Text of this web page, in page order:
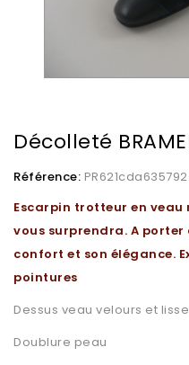
Décolleté
Référence:
Escarpin trotteur en veau
vous surprendra. A
confort et son élégance.
pointures
Dessus veau velours et
Doublure peau